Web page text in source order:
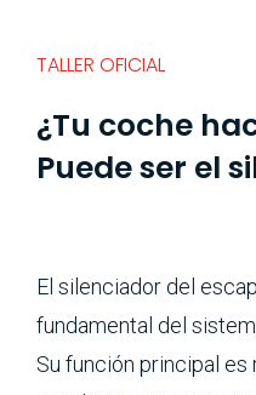
TALLER OFICIAL
¿Tu coche
Puede ser el
El silenciador del
fundamental del
Su función principal